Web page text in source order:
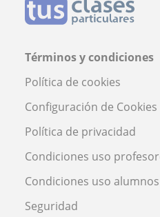
Términos y condiciones
Política de cookies
Configuración de Cookies
Política de privacidad
Condiciones uso
Condiciones uso alumnos
Seguridad